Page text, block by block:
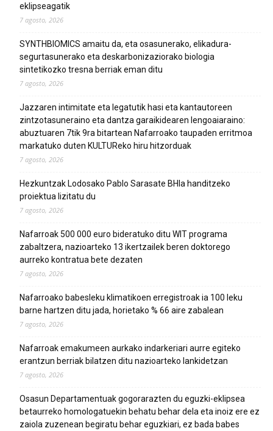
eklipseagatik
7 agosto, 2026
SYNTHBIOMICS amaitu da, eta osasunerako, elikadura-
segurtasunerako eta deskarbonizaziorako biologia
sintetikozko tresna berriak eman ditu
7 agosto, 2026
Jazzaren intimitate eta legatutik hasi eta kantautoreen
zintzotasuneraino eta dantza garaikidearen lengoaiaraino:
abuztuaren 7tik 9ra bitartean Nafarroako taupaden erritmoa
markatuko duten KULTUReko hiru hitzorduak
7 agosto, 2026
Hezkuntzak Lodosako Pablo Sarasate BHIa handitzeko
proiektua lizitatu du
7 agosto, 2026
Nafarroak 500 000 euro bideratuko ditu WIT programa
zabaltzera, nazioarteko 13 ikertzailek beren doktorego
aurreko kontratua bete dezaten
7 agosto, 2026
Nafarroako babesleku klimatikoen erregistroak ia 100 leku
barne hartzen ditu jada, horietako % 66 aire zabalean
7 agosto, 2026
Nafarroak emakumeen aurkako indarkeriari aurre egiteko
erantzun berriak bilatzen ditu nazioarteko lankidetzan
7 agosto, 2026
Osasun Departamentuak gogorarazten du eguzki-eklipsea
betaurreko homologatuekin behatu behar dela eta inoiz ere ez
zaiola zuzenean begiratu behar eguzkiari, ez bada babes